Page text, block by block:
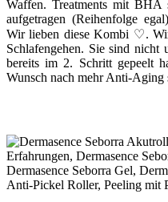
Waffen. Treatments mit
aufgetragen (Reihenfolge
Wir lieben diese Kombi ♡.
Schlafengehen. Sie sind
bereits im 2. Schritt gepeelt
Wunsch nach mehr Anti-Aging